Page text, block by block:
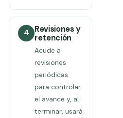
4
Revisiones y
retención
Acude a
revisiones
periódicas
para controlar
el avance y, al
terminar, usará